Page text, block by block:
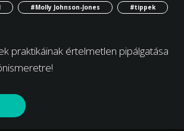
#Molly Johnson-Jones
#tippek
praktikáinak értelmetlen pipálgatása